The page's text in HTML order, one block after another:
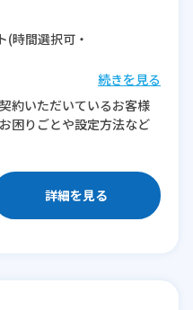
(時間選択可・
続きを見る
約いただいているお客様
困りごとや設定方法など
詳細を見る